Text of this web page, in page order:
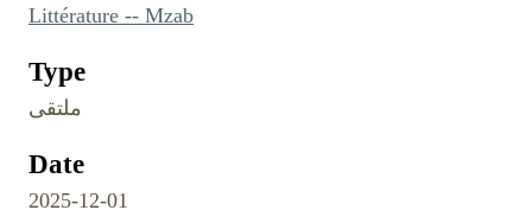
Littérature -- Mzab
Type
ملتقى
Date
2025-12-01